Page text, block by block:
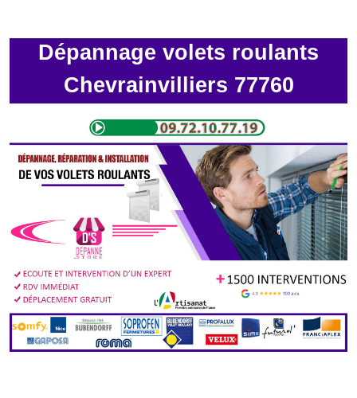
Dépannage volets roulants
Chevrainvilliers 77760